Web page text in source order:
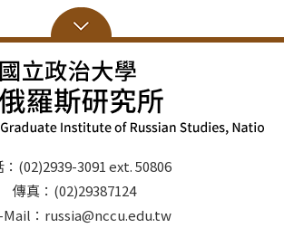
：(02)2939-3091 ext. 50806
傳真：(02)29387124
Mail：russia@nccu.edu.tw